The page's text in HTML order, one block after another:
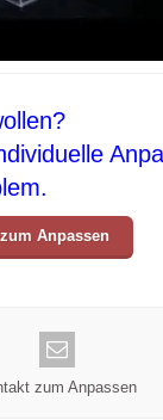
Anpassen
zum Anpassen